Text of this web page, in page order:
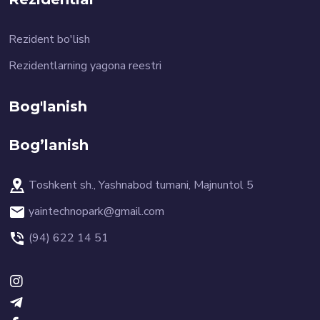
Rezident bo'lish
Rezidentlarning yagona reestri
Bog'lanish
Bog’lanish
Toshkent sh., Yashnabod tumani, Majnuntol 5
yaintechnopark@gmail.com
(94) 622 14 51